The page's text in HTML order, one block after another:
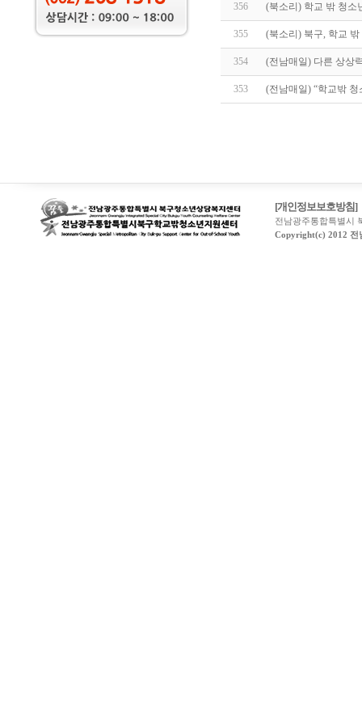
356 (북소리) 학교 밖 청소
355 (북소리) 북구, 학교
354 (전남매일) 다른 상상
353 (전남매일) “학교밖
[개인정보보호방침]
전남광주통합특별시
Copyright(c) 2012 전